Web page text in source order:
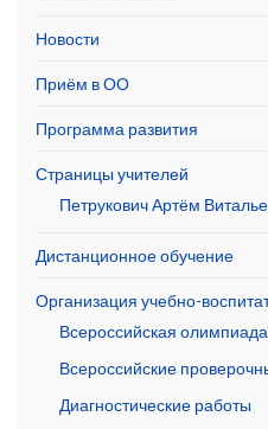
Новости
Приём в ОО
Программа развития
Страницы учителей
Петрукович Артём
Дистанционное обучение
Организация учебно-
Всероссийская
Всероссийские
Диагностические работы